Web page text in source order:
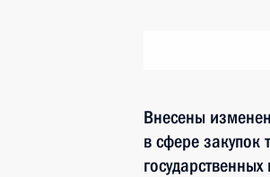
Внесены
в сфере закупок